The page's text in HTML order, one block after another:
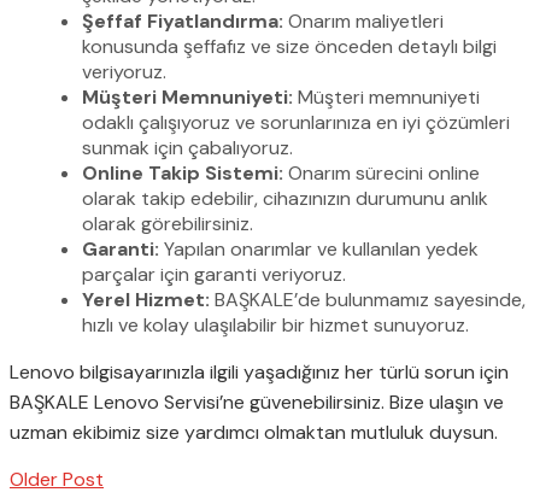
Şeffaf Fiyatlandırma: Onarım maliyetleri
konusunda şeffafız ve size önceden detaylı bilgi
veriyoruz.
Müşteri Memnuniyeti: Müşteri memnuniyeti
odaklı çalışıyoruz ve sorunlarınıza en iyi çözümleri
sunmak için çabalıyoruz.
Online Takip Sistemi: Onarım sürecini online
olarak takip edebilir, cihazınızın durumunu anlık
olarak görebilirsiniz.
Garanti: Yapılan onarımlar ve kullanılan yedek
parçalar için garanti veriyoruz.
Yerel Hizmet: BAŞKALE’de bulunmamız sayesinde,
hızlı ve kolay ulaşılabilir bir hizmet sunuyoruz.
Lenovo bilgisayarınızla ilgili yaşadığınız her türlü sorun için
BAŞKALE Lenovo Servisi’ne güvenebilirsiniz. Bize ulaşın ve
uzman ekibimiz size yardımcı olmaktan mutluluk duysun.
Older Post